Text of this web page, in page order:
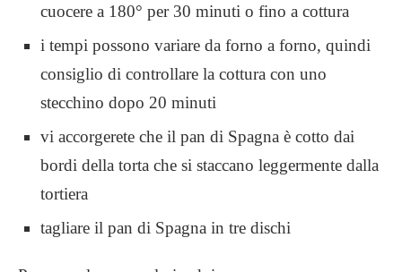
cuocere a 180° per 30 minuti o fino a cottura
i tempi possono variare da forno a forno, quindi
consiglio di controllare la cottura con uno
stecchino dopo 20 minuti
vi accorgerete che il pan di Spagna è cotto dai
bordi della torta che si staccano leggermente dalla
tortiera
tagliare il pan di Spagna in tre dischi